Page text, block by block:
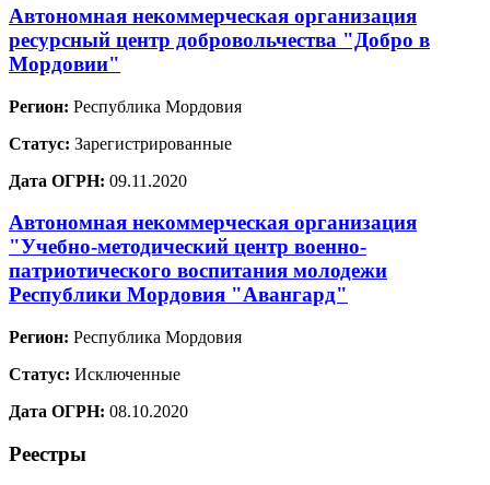
Автономная некоммерческая организация
ресурсный центр добровольчества "Добро в
Мордовии"
Регион: Республика Мордовия
Статус: Зарегистрированные
Дата ОГРН: 09.11.2020
Автономная некоммерческая организация
"Учебно-методический центр военно-
патриотического воспитания молодежи
Республики Мордовия "Авангард"
Регион: Республика Мордовия
Статус: Исключенные
Дата ОГРН: 08.10.2020
Реестры